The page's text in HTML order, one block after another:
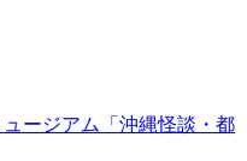
ージアム「沖縄怪談・都